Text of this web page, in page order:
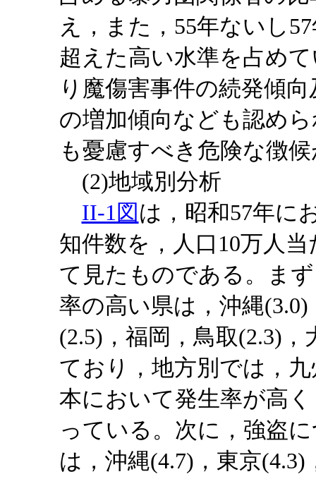
え，また，55年ないし
超えた高い水準を占め
り魔傷害事件の続発傾
の増加傾向なども認め
も憂慮すべき危険な徴
(2)地域別分析
II-1図は，昭和57年に
知件数を，人口10万人
て見たものである。ま
率の高い県は，沖縄
(2.5)，福岡，鳥取(2.3)
ており，地方別では，
本において発生率が高
っている。次に，強盗
は，沖縄(4.7)，東京